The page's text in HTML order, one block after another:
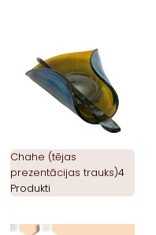
Chahe (tējas
prezentācijas trauks)4
Produkti